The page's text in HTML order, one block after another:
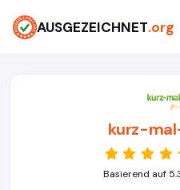
AUSGEZEICHNET.org
kurz-
Basierend auf